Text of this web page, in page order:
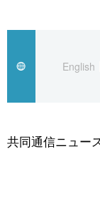
社会
旅と暮らし
社会
文化
科学・技術
暮らし
English
共同通信ニュー